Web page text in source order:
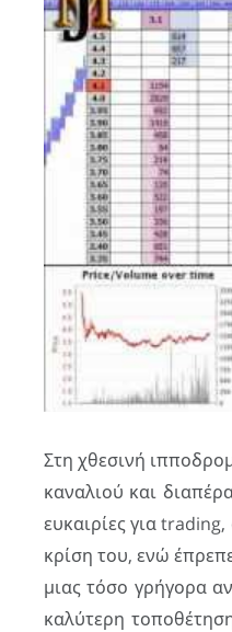
Στη χθεσινή
καναλιού και
ευκαιρίες για
κρίση του, ενώ
μιας τόσο γρήγορα
καλύτερη